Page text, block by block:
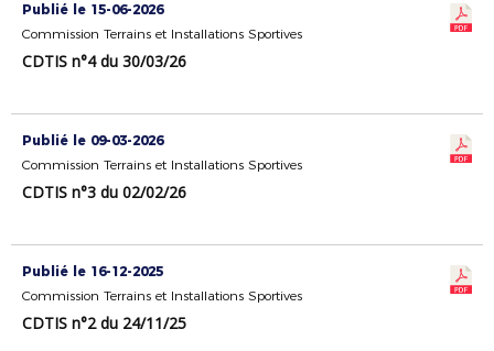
Publié le 15-06-2026
Commission Terrains et Installations Sportives
CDTIS n°4 du 30/03/26
Publié le 09-03-2026
Commission Terrains et Installations Sportives
CDTIS n°3 du 02/02/26
Publié le 16-12-2025
Commission Terrains et Installations Sportives
CDTIS n°2 du 24/11/25